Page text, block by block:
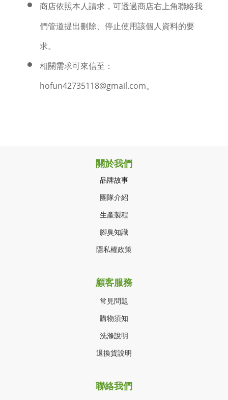
商店依照本人請求，可透過商店右上角聯絡我
們管道提出刪除、停止使用該個人資料的要
求。
相關需求可來信至：
hofun42735118@gmail.com。
關於我們
品牌故事
團隊介紹
生產製程
腳臭知識
隱私權政策
顧客服務
常見問題
購物須知
洗滌說明
退換貨說明
聯絡我們